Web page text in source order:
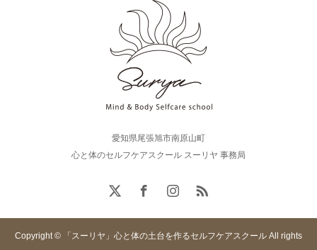
愛知県尾張旭市南原山町
心と体のセルフケアスクール スーリヤ 事務局
Copyright © 「スーリヤ」心と体の土台を作るセルフケアスクール All rights